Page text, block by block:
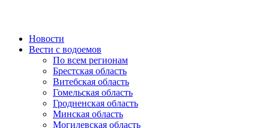
Новости
Вести с водоемов
По всем регионам
Брестская область
Витебская область
Гомельская область
Гродненская область
Минская область
Могилевская область